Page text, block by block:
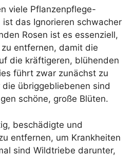
viele Pflanzenpflege-
das Ignorieren schwacher
Rosen ist es essenziell,
entfernen, damit die
die kräftigeren, blühenden
führt zwar zunächst zu
übriggebliebenen sind
schöne, große Blüten.
beschädigte und
entfernen, um Krankheiten
sind Wildtriebe darunter,